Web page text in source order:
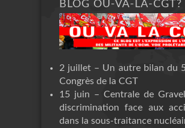
BLOG OÙ-VA-LA-CGT?
2 juillet – Un autre bilan du
Congrès de la CGT
15 juin – Centrale de
discrimination face aux
dans la sous-traitance